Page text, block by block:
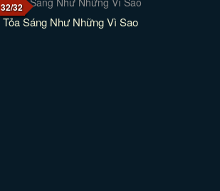
32/32
Tỏa Sáng Như Những Vì Sao